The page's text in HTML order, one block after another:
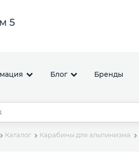
5
Блог Бренды
Каталог Карабины для альпинизма